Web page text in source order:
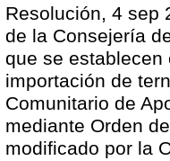
Resolución, 4 sep
de la Consejería
que se
importación de
Comunitario de
mediante Orden
modificado por la